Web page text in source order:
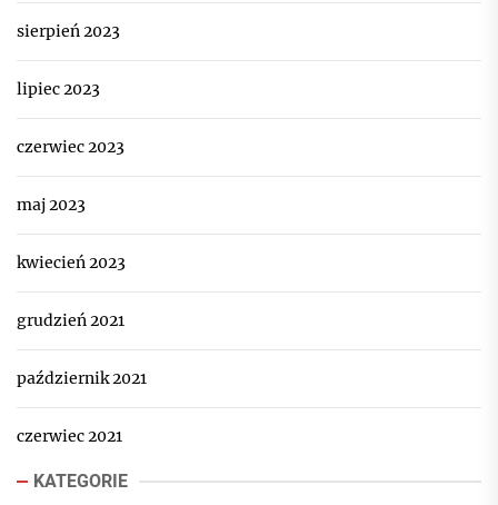
sierpień 2023
lipiec 2023
czerwiec 2023
maj 2023
kwiecień 2023
grudzień 2021
październik 2021
czerwiec 2021
KATEGORIE